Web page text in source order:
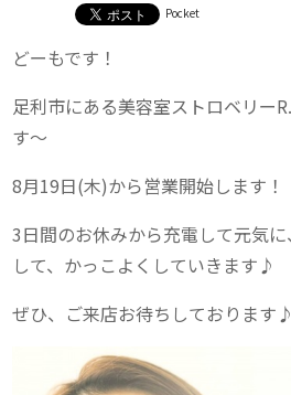
Pocket
どーもです！
足利市にある美容室ストロベリー
す〜
8月19日(木)から営業開始します！
3日間のお休みから充電して元気
して、かっこよくしていきます♪
ぜひ、ご来店お待ちしております♪